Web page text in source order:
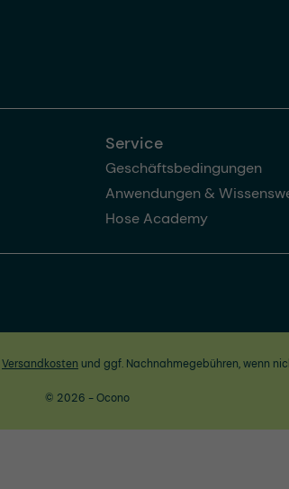
Service
Geschäftsbedingungen
Anwendungen &
Hose Academy
Versandkosten und ggf. Nachnahmegebühren, wenn
© 2026 - Ocono